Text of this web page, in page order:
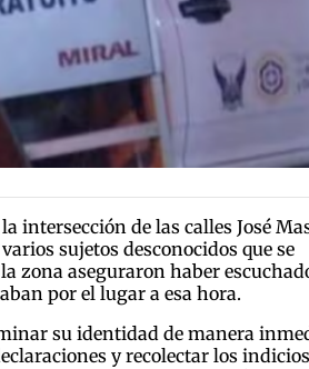
intersección de las calles José
sujetos desconocidos que se
zona aseguraron haber
por el lugar a esa hora.
su identidad de manera
y recolectar los indicios